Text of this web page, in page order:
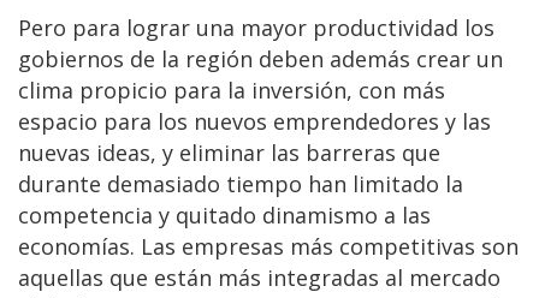
Pero para lograr una mayor productividad los
gobiernos de la región deben además crear un
clima propicio para la inversión, con más
espacio para los nuevos emprendedores y las
nuevas ideas, y eliminar las barreras que
durante demasiado tiempo han limitado la
competencia y quitado dinamismo a las
economías. Las empresas más competitivas son
aquellas que están más integradas al mercado